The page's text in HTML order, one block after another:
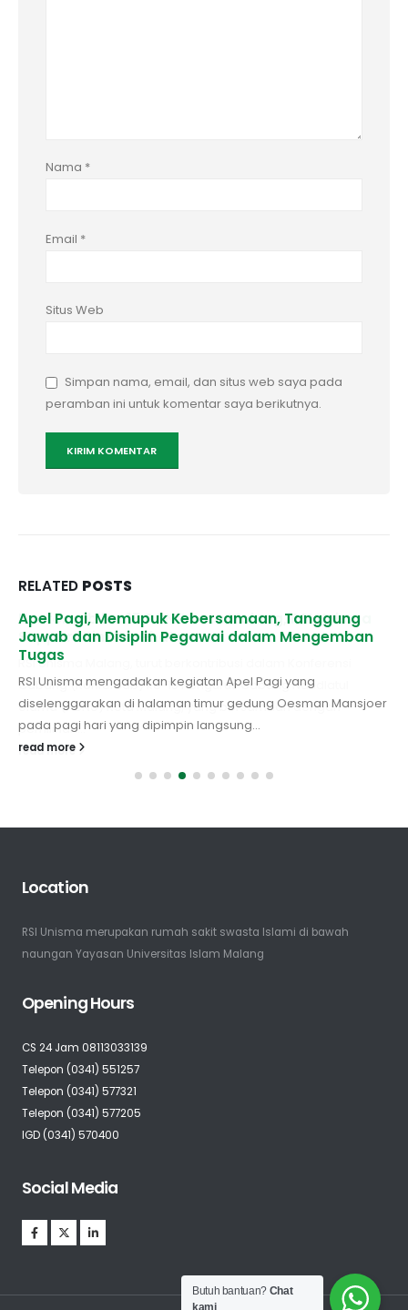
Nama *
Email *
Situs Web
Simpan nama, email, dan situs web saya pada
peramban ini untuk komentar saya berikutnya.
RELATED POSTS
Konfercab ke-15 PCNU Kota Malang, RSI Unisma
Support Tim Kesehatan
RSI Unisma Malang, turut berkontribusi dalam Konferensi
Cabang (Konfercab) ke-15 Pengurus Cabang Nahdlatul
Ulama (PCNU) Kota Malang, yang bersamaan dengan
pemilihan...
read more
Apel Pagi, Memupuk Kebersamaan, Tanggung
Jawab dan Disiplin Pegawai dalam Mengemban
Tugas
RSI Unisma mengadakan kegiatan Apel Pagi yang
diselenggarakan di halaman timur gedung Oesman Mansjoer
pada pagi hari yang dipimpin langsung...
read more
Location
RSI Unisma merupakan rumah sakit swasta Islami di bawah
naungan Yayasan Universitas Islam Malang
Opening Hours
CS 24 Jam 08113033139
Telepon (0341) 551257
Telepon (0341) 577321
Telepon (0341) 577205
IGD (0341) 570400
Social Media
Butuh bantuan? Chat
kami